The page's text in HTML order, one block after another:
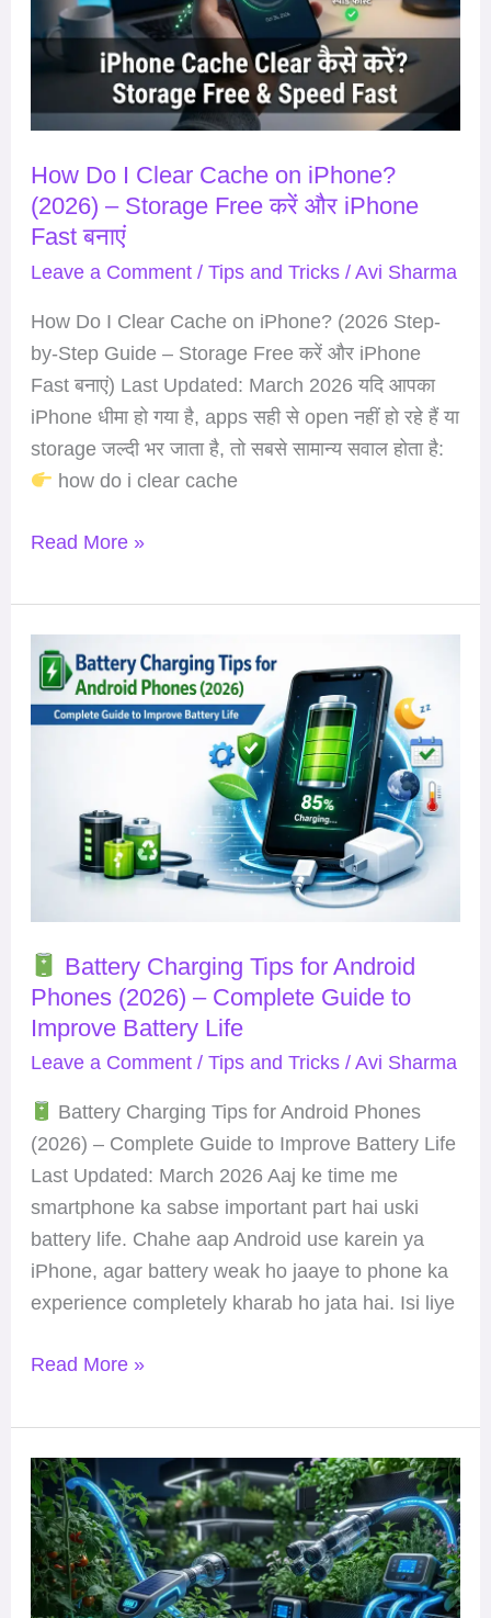
How Do I Clear Cache on iPhone?
(2026) – Storage Free करें और iPhone
Fast बनाएं
Leave a Comment / Tips and Tricks/ Avi Sharma
How Do I Clear Cache on iPhone? (2026 Step-
by-Step Guide – Storage Free करें और iPhone
Fast बनाएं) Last Updated: March 2026 यदि आपका
iPhone धीमा हो गया है, apps सही से open नहीं हो रहे हैं या
storage जल्दी भर जाता है, तो सबसे सामान्य सवाल होता है:
how do i clear cache
Cache
on
(2026)
Storage
Free
करें
और
बनाएं
Read More »
Battery Charging Tips for Android
Phones (2026) – Complete Guide to
Improve Battery Life
Leave a Comment / Tips and Tricks/ Avi Sharma
Battery Charging Tips for Android Phones
(2026) – Complete Guide to Improve Battery Life
Last Updated: March 2026 Aaj ke time me
smartphone ka sabse important part hai uski
battery life. Chahe aap Android use karein ya
iPhone, agar battery weak ho jaaye to phone ka
experience completely kharab ho jata hai. Isi liye
Battery
Charging
Android
Phones
(2026)
Guide
to
Improve
Battery
Read More »
Summer
Gardening
Secret:
Watering
&